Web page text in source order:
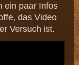
ein paar Infos
das Video
Versuch ist.